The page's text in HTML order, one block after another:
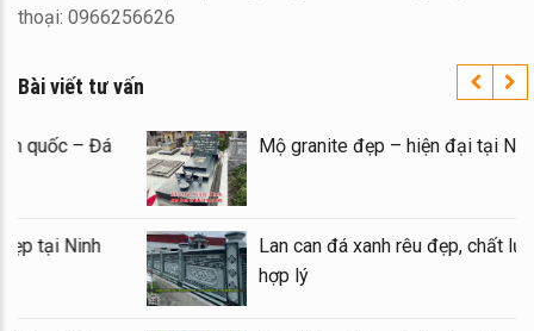
thoại: 0966256626
Bài viết tư vấn
Xây Lăng Mộ đá uy tín trên toàn quốc – Đá
Mỹ Nghệ Ninh Bình
Báo giá xây Mộ đá đôi 1 mái đẹp tại Ninh
Bình cuối năm 2026